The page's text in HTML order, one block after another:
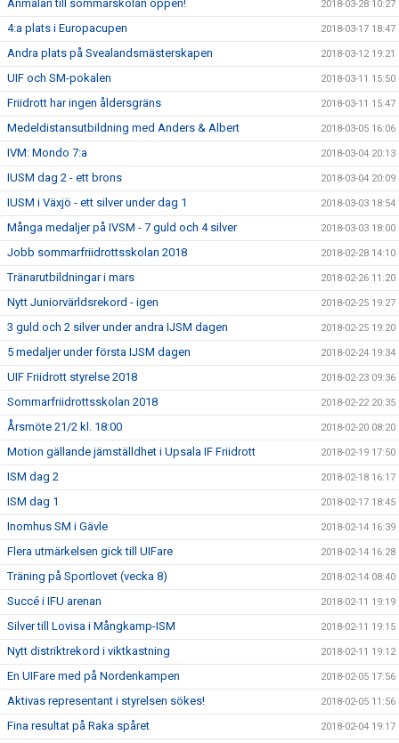
Anmälan till sommarskolan öppen! 2018-03-28 10:27
4:a plats i Europacupen 2018-03-17 18:47
Andra plats på Svealandsmästerskapen 2018-03-12 19:21
UIF och SM-pokalen 2018-03-11 15:50
Friidrott har ingen åldersgräns 2018-03-11 15:47
Medeldistansutbildning med Anders & Albert 2018-03-05 16:06
IVM: Mondo 7:a 2018-03-04 20:13
IUSM dag 2 - ett brons 2018-03-04 20:09
IUSM i Växjö - ett silver under dag 1 2018-03-03 18:54
Många medaljer på IVSM - 7 guld och 4 silver 2018-03-03 18:00
Jobb sommarfriidrottsskolan 2018 2018-02-28 14:10
Tränarutbildningar i mars 2018-02-26 11:20
Nytt Juniorvärldsrekord - igen 2018-02-25 19:27
3 guld och 2 silver under andra IJSM dagen 2018-02-25 19:20
5 medaljer under första IJSM dagen 2018-02-24 19:34
UIF Friidrott styrelse 2018 2018-02-23 09:36
Sommarfriidrottsskolan 2018 2018-02-22 20:35
Årsmöte 21/2 kl. 18:00 2018-02-20 08:20
Motion gällande jämställdhet i Upsala IF Friidrott 2018-02-19 17:50
ISM dag 2 2018-02-18 16:17
ISM dag 1 2018-02-17 18:45
Inomhus SM i Gävle 2018-02-14 16:39
Flera utmärkelsen gick till UIFare 2018-02-14 16:28
Träning på Sportlovet (vecka 8) 2018-02-14 08:40
Succé i IFU arenan 2018-02-11 19:19
Silver till Lovisa i Mångkamp-ISM 2018-02-11 19:15
Nytt distriktrekord i viktkastning 2018-02-11 19:12
En UIFare med på Nordenkampen 2018-02-05 17:56
Aktivas representant i styrelsen sökes! 2018-02-05 11:56
Fina resultat på Raka spåret 2018-02-04 19:17